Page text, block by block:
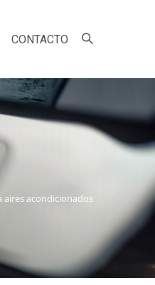
CONTACTO
aires acondicionados